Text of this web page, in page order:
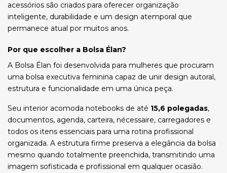
acessórios são criados para oferecer organização
inteligente, durabilidade e um design atemporal que
permanece atual por muitos anos.
Por que escolher a Bolsa Élan?
A Bolsa Élan foi desenvolvida para mulheres que procuram
uma bolsa executiva feminina capaz de unir design autoral,
estrutura e funcionalidade em uma única peça.
Seu interior acomoda notebooks de até 15,6 polegadas,
documentos, agenda, carteira, nécessaire, carregadores e
todos os itens essenciais para uma rotina profissional
organizada. A estrutura firme preserva a elegância da bolsa
mesmo quando totalmente preenchida, transmitindo uma
imagem sofisticada e profissional em qualquer ocasião.